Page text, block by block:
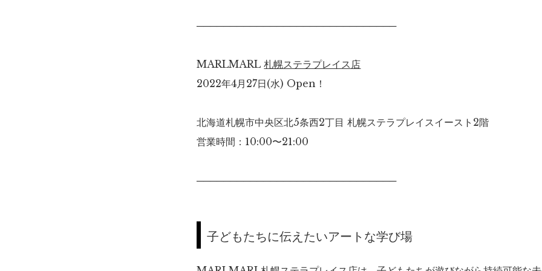
──────────────────────────────
MARLMARL札幌ステラプレイス店
2022年4月27日(水) Open！
北海道札幌市中央区北5条西2丁目 札幌ステラプレイスイースト2階
営業時間：10:00〜21:00
──────────────────────────────
子どもたちに伝えたいアートな学び場